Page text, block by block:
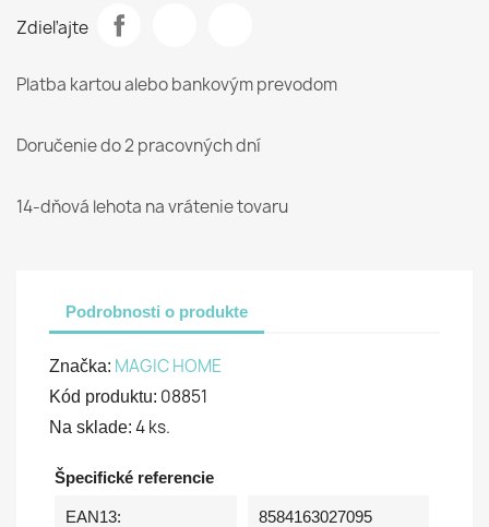
Zdieľajte
Platba kartou alebo bankovým prevodom
Doručenie do 2 pracovných dní
14-dňová lehota na vrátenie tovaru
Podrobnosti o produkte
Značka: MAGIC HOME
Kód produktu: 08851
Na sklade: 4 ks.
Špecifické referencie
EAN13: 8584163027095